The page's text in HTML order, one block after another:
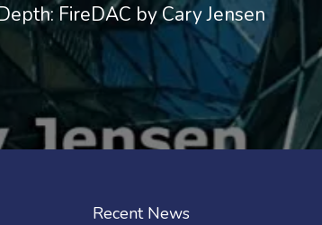
FireDAC by Cary Jensen
Recent News